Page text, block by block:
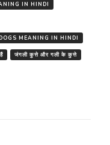
IN HINDI
MEANING IN HINDI
जंगली कुत्ते और गली के कुत्ते